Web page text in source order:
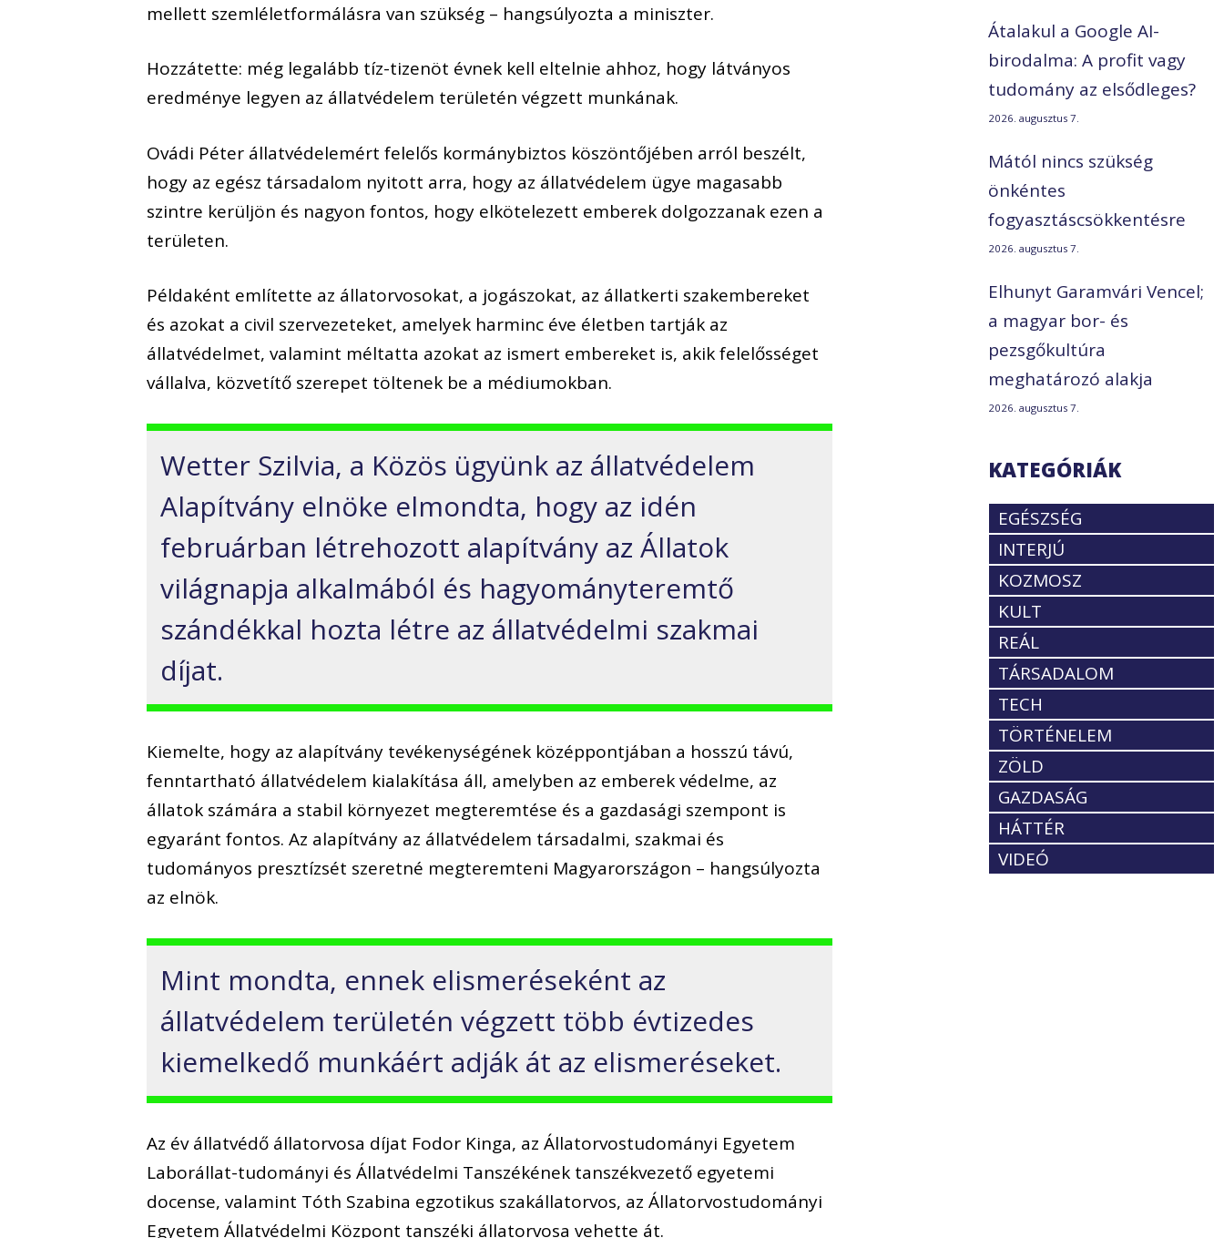
mellett szemléletformálásra van szükség – hangsúlyozta a miniszter.
Hozzátette: még legalább tíz-tizenöt évnek kell eltelnie ahhoz, hogy látványos
eredménye legyen az állatvédelem területén végzett munkának.
Ovádi Péter állatvédelemért felelős kormánybiztos köszöntőjében arról beszélt,
hogy az egész társadalom nyitott arra, hogy az állatvédelem ügye magasabb
szintre kerüljön és nagyon fontos, hogy elkötelezett emberek dolgozzanak ezen a
területen.
Példaként említette az állatorvosokat, a jogászokat, az állatkerti szakembereket
és azokat a civil szervezeteket, amelyek harminc éve életben tartják az
állatvédelmet, valamint méltatta azokat az ismert embereket is, akik felelősséget
vállalva, közvetítő szerepet töltenek be a médiumokban.
Wetter Szilvia, a Közös ügyünk az állatvédelem
Alapítvány elnöke elmondta, hogy az idén
februárban létrehozott alapítvány az Állatok
világnapja alkalmából és hagyományteremtő
szándékkal hozta létre az állatvédelmi szakmai
díjat.
Kiemelte, hogy az alapítvány tevékenységének középpontjában a hosszú távú,
fenntartható állatvédelem kialakítása áll, amelyben az emberek védelme, az
állatok számára a stabil környezet megteremtése és a gazdasági szempont is
egyaránt fontos. Az alapítvány az állatvédelem társadalmi, szakmai és
tudományos presztízsét szeretné megteremteni Magyarországon – hangsúlyozta
az elnök.
Mint mondta, ennek elismeréseként az
állatvédelem területén végzett több évtizedes
kiemelkedő munkáért adják át az elismeréseket.
Az év állatvédő állatorvosa díjat Fodor Kinga, az Állatorvostudományi Egyetem
Laborállat-tudományi és Állatvédelmi Tanszékének tanszékvezető egyetemi
docense, valamint Tóth Szabina egzotikus szakállatorvos, az Állatorvostudományi
Egyetem Állatvédelmi Központ tanszéki állatorvosa vehette át.
Átalakul a Google AI-
birodalma: A profit vagy
tudomány az elsődleges?
2026. augusztus 7.
Mától nincs szükség
önkéntes
fogyasztáscsökkentésre
2026. augusztus 7.
Elhunyt Garamvári Vencel;
a magyar bor- és
pezsgőkultúra
meghatározó alakja
2026. augusztus 7.
KATEGÓRIÁK
EGÉSZSÉG
INTERJÚ
KOZMOSZ
KULT
REÁL
TÁRSADALOM
TECH
TÖRTÉNELEM
ZÖLD
GAZDASÁG
HÁTTÉR
VIDEÓ